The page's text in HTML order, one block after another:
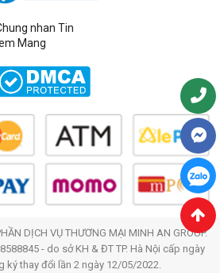
DỊCH VỤ THƯƠNG MẠI MINH AN GROUP.
- do sở KH & ĐT TP. Hà Nội cấp ngày
ký thay đổi lần 2 ngày 12/05/2022.